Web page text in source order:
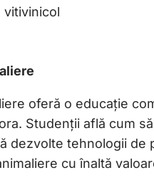
vitivinicol
oferă o educație
Studenții află cum să
dezvolte tehnologii de
cu înaltă